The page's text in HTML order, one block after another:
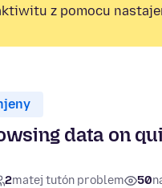
z pomocu
data on
2matej tutón problem 50